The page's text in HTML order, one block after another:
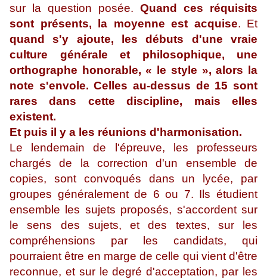
sur la question posée. Quand ces réquisits
sont présents, la moyenne est acquise. Et
quand s'y ajoute, les débuts d'une vraie
culture générale et philosophique, une
orthographe honorable, « le style », alors la
note s'envole. Celles au-dessus de 15 sont
rares dans cette discipline, mais elles
existent.
Et puis il y a les réunions d'harmonisation.
Le lendemain de l'épreuve, les professeurs
chargés de la correction d'un ensemble de
copies, sont convoqués dans un lycée, par
groupes généralement de 6 ou 7. Ils étudient
ensemble les sujets proposés, s'accordent sur
le sens des sujets, et des textes, sur les
compréhensions par les candidats, qui
pourraient être en marge de celle qui vient d'être
reconnue, et sur le degré d'acceptation, par les